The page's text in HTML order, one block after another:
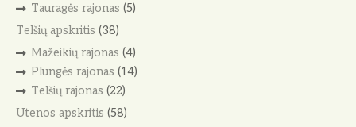
Tauragės rajonas (5)
Telšių apskritis (38)
Mažeikių rajonas (4)
Plungės rajonas (14)
Telšių rajonas (22)
Utenos apskritis (58)